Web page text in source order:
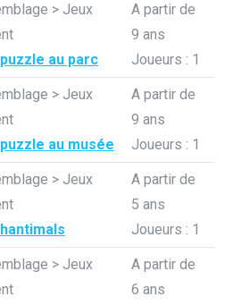
> Jeux
au parc
A partir de
9 ans
Joueurs : 1
> Jeux
au musée
A partir de
9 ans
Joueurs : 1
> Jeux
A partir de
5 ans
Joueurs : 1
> Jeux
A partir de
6 ans